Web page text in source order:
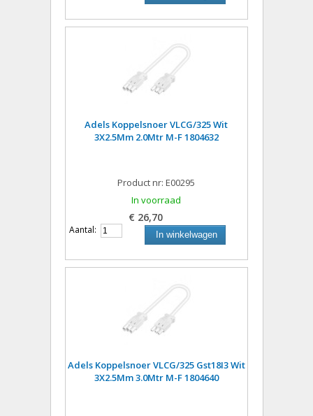
Adels Koppelsnoer VLCG/325 Wit
3X2.5Mm 2.0Mtr M-F 1804632
Product nr: E00295
In voorraad
€ 26,70
Aantal: In winkelwagen
Adels Koppelsnoer VLCG/325 Gst18I3 Wit
3X2.5Mm 3.0Mtr M-F 1804640